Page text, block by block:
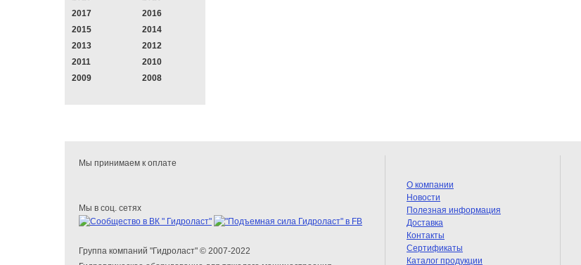
2017
2016
2015
2014
2013
2012
2011
2010
2009
2008
Мы принимаем к оплате
Мы в соц. сетях
Группа компаний "Гидроласт" © 2007-2022
О компании
Новости
Полезная информация
Доставка
Контакты
Сертификаты
Каталог продукции